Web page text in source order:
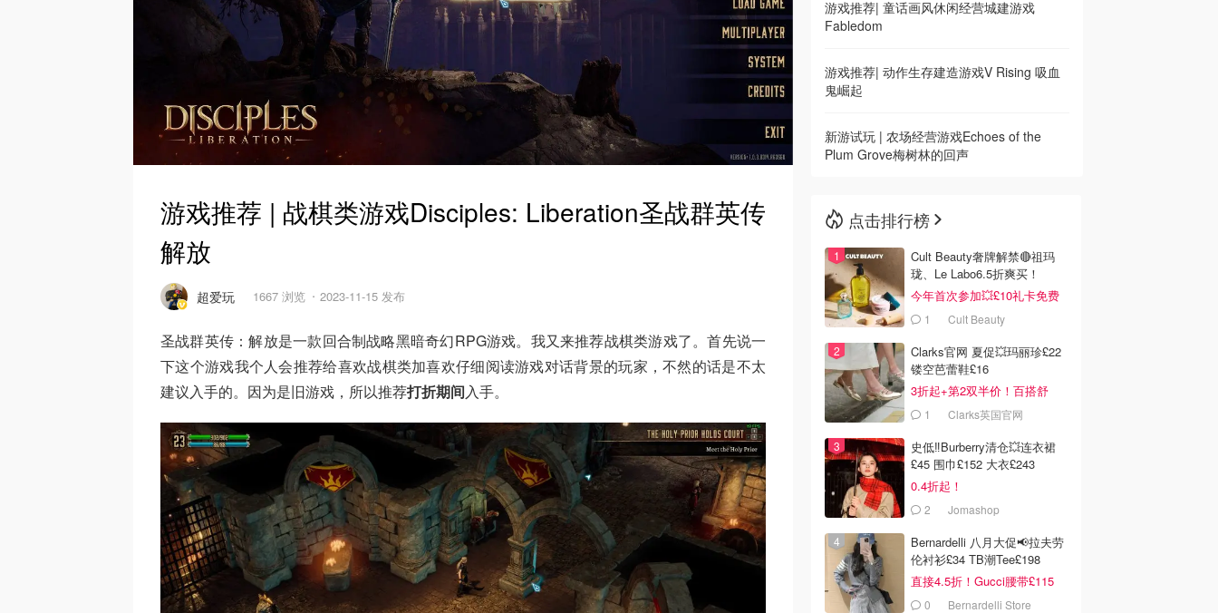
游戏推荐 | 战棋类游戏Disciples: Liberation圣战群英传
解放
超爱玩 1667 浏览 2023-11-15 发布
圣战群英传：解放是一款回合制战略黑暗奇幻RPG游戏。我又来推荐战棋类游戏了。首先说一
下这个游戏我个人会推荐给喜欢战棋类加喜欢仔细阅读游戏对话背景的玩家，不然的话是不太
建议入手的。因为是旧游戏，所以推荐打折期间入手。
游戏推荐| 童话画风休闲经营城建游戏
Fabledom
游戏推荐| 动作生存建造游戏V Rising 吸血
鬼崛起
新游试玩 | 农场经营游戏Echoes of the
Plum Grove梅树林的回声
点击排行榜
Cult Beauty奢牌解禁🔴祖玛
珑、Le Labo6.5折爽买！
今年首次参加💥£10礼卡免费
拿 1 Cult Beauty
Clarks官网 夏促💥玛丽珍£22
镂空芭蕾鞋£16
3折起+第2双半价！百搭舒
服！1 Clarks英国官网
史低‼️Burberry清仓💥连衣裙
£45 围巾£152 大衣£243
0.4折起！
2 Jomashop
Bernardelli 八月大促📢拉夫劳
伦衬衫£34 TB潮Tee£198
直接4.5折！Gucci腰带£115
0 Bernardelli Store